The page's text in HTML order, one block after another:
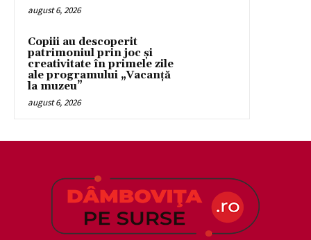
august 6, 2026
Copiii au descoperit
patrimoniul prin joc și
creativitate în primele zile
ale programului „Vacanță
la muzeu”
august 6, 2026